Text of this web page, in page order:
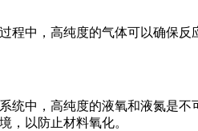
中，高纯度的气体可以确保反
，高纯度的液氧和液氮是不
，以防止材料氧化。